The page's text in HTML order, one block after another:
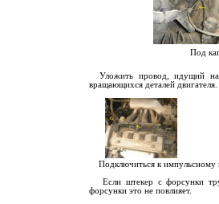
Под
Уложить провод, идущий на
вращающихся деталей двигателя.
Подключиться к
Если штекер с форсунки
форсунки это не повлияет.